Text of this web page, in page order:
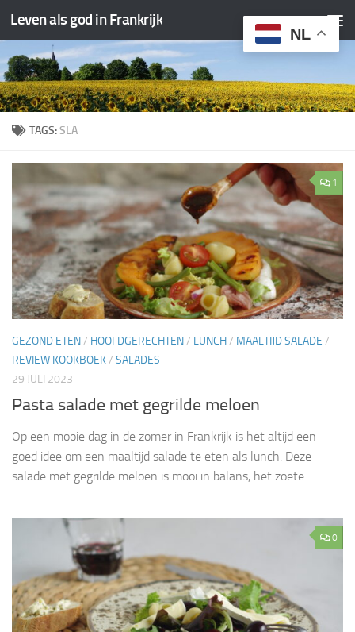
Doorgaan naar inhoud
Leven als god in Frankrijk
TAGS:SLA
1
GEZOND ETEN/ HOOFDGERECHTEN/ LUNCH/ MAALTIJD SALADE /
REVIEW KOOKBOEK/ SALADES
29 JULI 2023
Pasta salade met gegrilde meloen
Op een mooie dag in de zomer in Frankrijk is het altijd een
goed idee om een maaltijd salade te eten als lunch. Deze
salade met gegrilde meloen is mooi in balans, het zoete...
0
NL